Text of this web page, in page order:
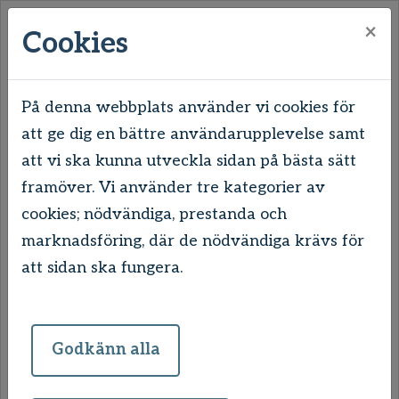
Hem Våra laddplatser
Våra laddplatser
På Uddevallahem arbetar vi
egen och våra kunders
miljöpåverkan samt att underlätta
för våra hyresgäster att leva
Cookies ×
På denna webbplats använder vi cookies för
att ge dig en bättre användarupplevelse samt
att vi ska kunna utveckla sidan på bästa sätt
framöver. Vi använder tre kategorier av
cookies; nödvändiga, prestanda och
marknadsföring, där de nödvändiga krävs för
att sidan ska fungera.
Godkänn alla